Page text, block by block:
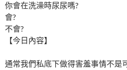
你會在洗澡時尿尿嗎?
會?
不會?
【今日內容】
通常我們私底下做得害羞事情不是